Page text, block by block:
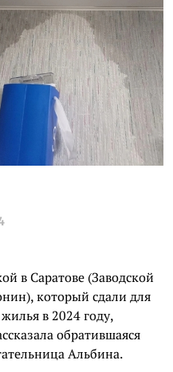
в Саратове (Заводской
который сдали для
в 2024 году,
обратившаяся
Альбина.